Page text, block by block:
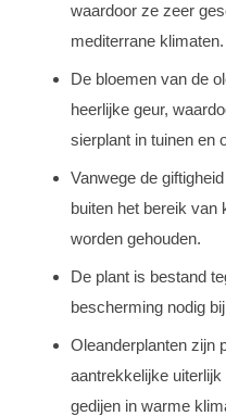
waardoor ze zeer
mediterrane klimaten.
De bloemen van de
heerlijke geur,
sierplant in tuinen en
Vanwege de
buiten het bereik van
worden gehouden.
De plant is bestand
bescherming nodig
Oleanderplanten zijn
aantrekkelijke
gedijen in warme